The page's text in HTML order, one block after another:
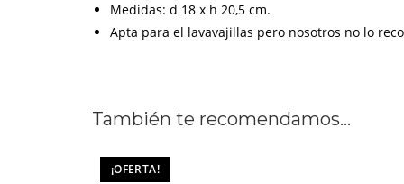
Medidas: d 18 x h 20,5 cm.
Apta para el lavavajillas pero nosotros no lo
También te recomendamos…
¡OFERTA!